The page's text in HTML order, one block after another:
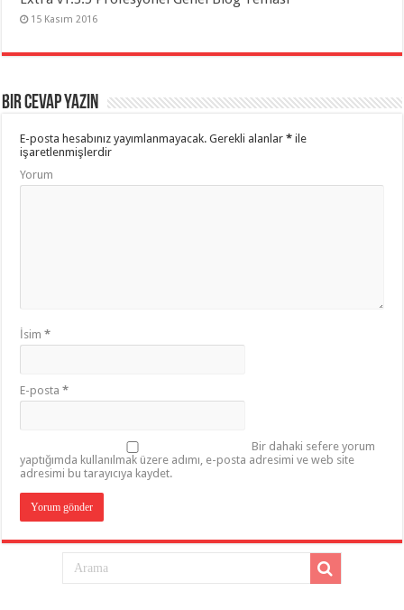
15 Kasım 2016
Bir cevap yazın
E-posta hesabınız yayımlanmayacak. Gerekli alanlar* ile
işaretlenmişlerdir
Yorum
İsim*
E-posta*
Bir dahaki sefere yorum
yaptığımda kullanılmak üzere adımı, e-posta adresimi ve web site
adresimi bu tarayıcıya kaydet.